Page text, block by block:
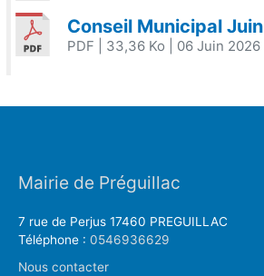
Conseil Municipal Juin
PDF | 33,36 Ko | 06 Juin 2026
Mairie de Préguillac
7 rue de Perjus 17460 PREGUILLAC
Téléphone : 0546936629
Nous contacter